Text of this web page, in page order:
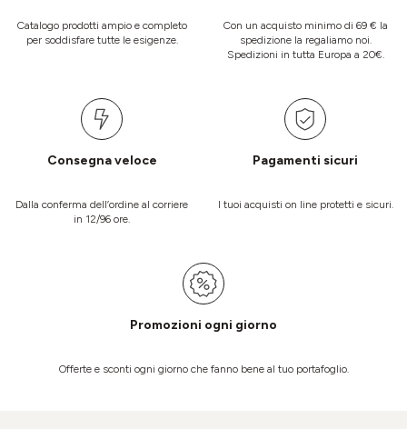
Catalogo prodotti ampio e completo
per soddisfare tutte le esigenze.
Con un acquisto minimo di 69 € la
spedizione la regaliamo noi.
Spedizioni in tutta Europa a 20€.
Consegna veloce
Dalla conferma dell’ordine al corriere
in 12/96 ore.
Pagamenti sicuri
I tuoi acquisti on line protetti e sicuri.
Promozioni ogni giorno
Offerte e sconti ogni giorno che fanno bene al tuo portafoglio.